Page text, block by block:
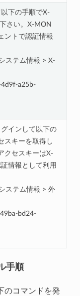
下の手順でX-
さい。X-MON
ントで認証情報
テム情報 > X-
a25b-
インして以下の
スキーを取得し
クセスキーはX-
情報として利用
テム情報 > 外
bd24-
手順
のコマンドを発